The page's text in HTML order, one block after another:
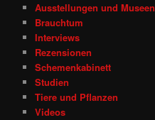
Ausstellungen und Museen
Brauchtum
Interviews
Rezensionen
Schemenkabinett
Studien
Tiere und Pflanzen
Videos